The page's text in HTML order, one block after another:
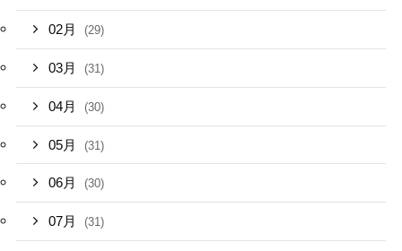
02月 (29)
03月 (31)
04月 (30)
05月 (31)
06月 (30)
07月 (31)